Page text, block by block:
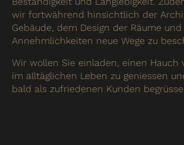
wir fortwährend hinsichtlich der
Gebäude, dem Design der Räume
Annehmlichkeiten neue Wege zu
Wir wollen Sie einladen, einen Hauch
im alltäglichen Leben zu geniessen
bald als zufriedenen Kunden